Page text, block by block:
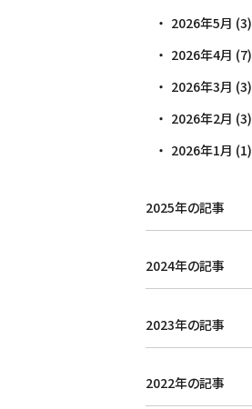
2026年5月 (3)
2026年4月 (7)
2026年3月 (3)
2026年2月 (3)
2026年1月 (1)
2025年の記事
2024年の記事
2023年の記事
2022年の記事